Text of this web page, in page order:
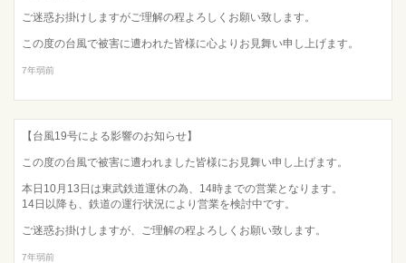
ご迷惑お掛けしますがご理解の程よろしくお願い致します。
この度の台風で被害に遭われた皆様に心よりお見舞い申し上げます。
7年弱前
【台風19号による影響のお知らせ】
この度の台風で被害に遭われました皆様にお見舞い申し上げます。
本日10月13日は東武鉄道運休の為、14時までの営業となります。
14日以降も、鉄道の運行状況により営業を検討中です。
ご迷惑お掛けしますが、ご理解の程よろしくお願い致します。
7年弱前